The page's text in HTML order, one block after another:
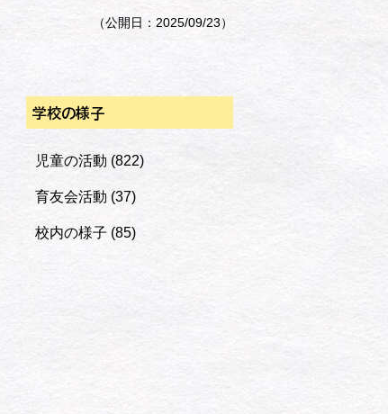
（公開日：2025/09/23）
学校の様子
児童の活動 (822)
育友会活動 (37)
校内の様子 (85)